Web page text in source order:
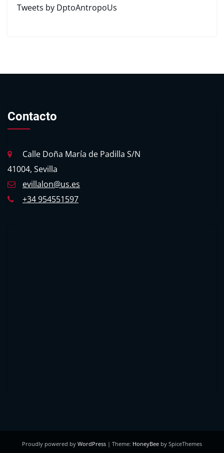
Tweets by DptoAntropoUs
Contacto
Calle Doña María de Padilla S/N
41004, Sevilla
evillalon@us.es
+34 954551597
Proudly powered by WordPress | Theme: HoneyBee by SpiceThemes